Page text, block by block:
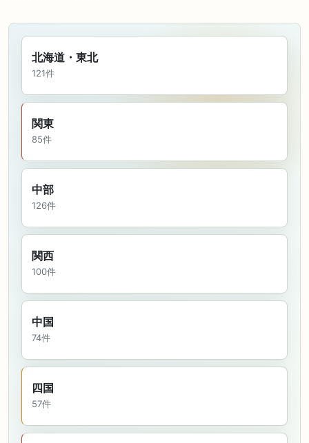
北海道・東北
121件
関東
85件
中部
126件
関西
100件
中国
74件
四国
57件